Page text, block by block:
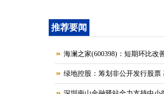
推荐要闻
海澜之家(600398)：短期环比改
绿地控股：筹划非公开发行股票